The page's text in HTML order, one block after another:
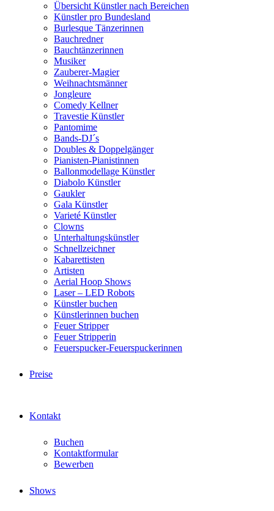
Übersicht Künstler nach Bereichen
Künstler pro Bundesland
Burlesque Tänzerinnen
Bauchredner
Bauchtänzerinnen
Musiker
Zauberer-Magier
Weihnachtsmänner
Jongleure
Comedy Kellner
Travestie Künstler
Pantomime
Bands-DJ´s
Doubles & Doppelgänger
Pianisten-Pianistinnen
Ballonmodellage Künstler
Diabolo Künstler
Gaukler
Gala Künstler
Varieté Künstler
Clowns
Unterhaltungskünstler
Schnellzeichner
Kabarettisten
Artisten
Aerial Hoop Shows
Laser – LED Robots
Künstler buchen
Künstlerinnen buchen
Feuer Stripper
Feuer Stripperin
Feuerspucker-Feuerspuckerinnen
Preise
Kontakt
Buchen
Kontaktformular
Bewerben
Shows